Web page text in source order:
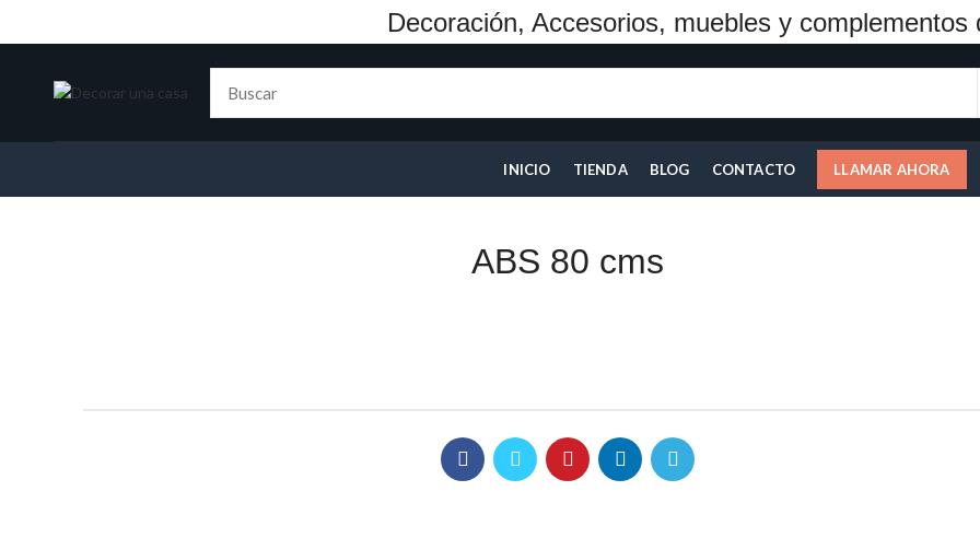
Decoración, Accesorios, muebles y complementos
INICIO TIENDA BLOG CONTACTO LLAMAR AHORA
ABS 80 cms